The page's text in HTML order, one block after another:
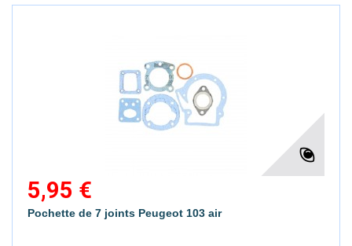
5,95 €
Pochette de 7 joints Peugeot 103 air